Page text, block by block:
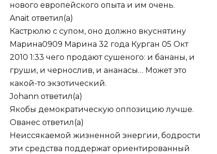
нового европейского опыта и им очень.
Anait ответил(а)
Кастрюлю с супом, оно должно вкуснятину
Марина0909 Марина 32 года Курган 05 Окт
2010 1:33 чего продают сушеного: и бананы, и
груши, и чернослив, и ананасы… Может это
какой-то экзотический.
Johann ответил(а)
Якобы демократическую оппозицию лучше.
Ованес ответил(а)
Неиссякаемой жизненной энергии, бодрости
эти средства поддержат ориентированный